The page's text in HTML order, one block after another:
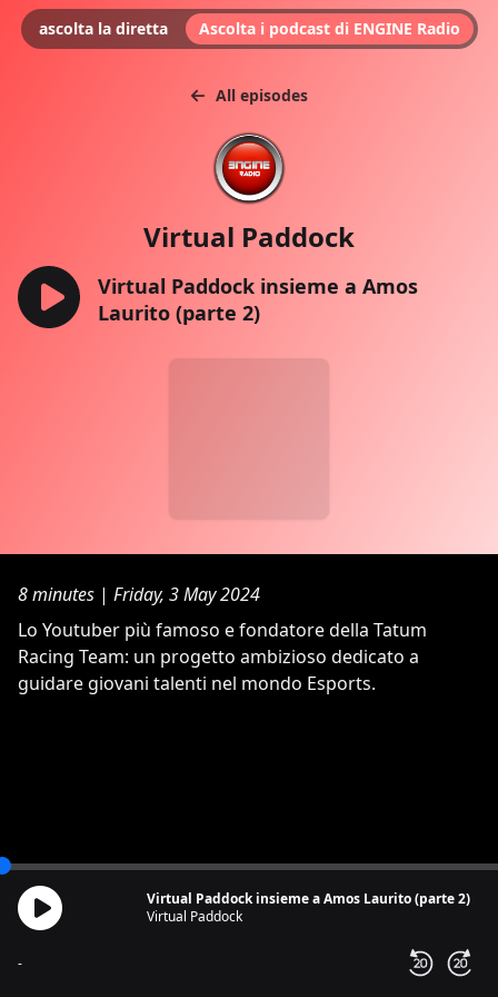
ascolta la diretta Ascolta i podcast di ENGINE Radio
All episodes
Virtual Paddock
Virtual Paddock insieme a Amos
Laurito (parte 2)
8 minutes | Friday, 3 May 2024
Lo Youtuber più famoso e fondatore della Tatum
Racing Team: un progetto ambizioso dedicato a
guidare giovani talenti nel mondo Esports.
Virtual Paddock insieme a Amos Laurito (parte 2)
Virtual Paddock
-